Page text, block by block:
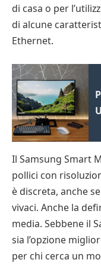
di casa o per
di alcune
Ethernet.
Il Samsung Smart
pollici con
è discreta, anche
vivaci. Anche la
media. Sebbene il
sia l’opzione
per chi cerca un